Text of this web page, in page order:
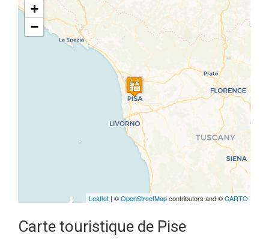
Travelers' Map is loading...
If you see this after your page is
loaded completely, leafletJS files
are missing.
+
−
Leaflet | ©OpenStreetMapcontributors and ©CARTO
Carte touristique de Pise